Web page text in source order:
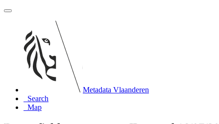
Metadata Vlaanderen
Search
Map